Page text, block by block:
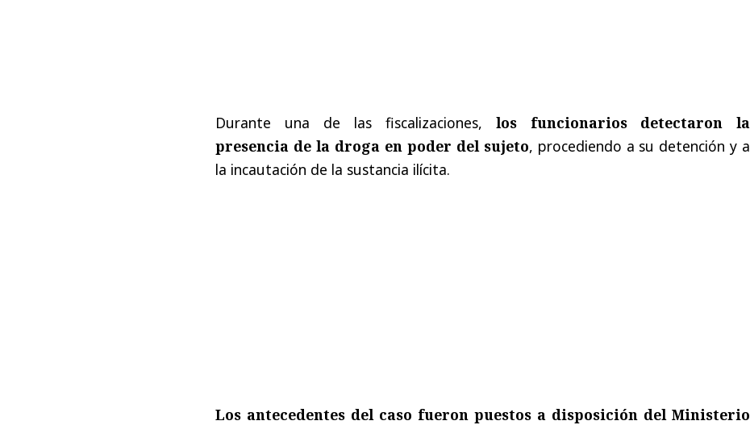
Durante una de las fiscalizaciones, los funcionarios detectaron la
presencia de la droga en poder del sujeto, procediendo a su detención y a
la incautación de la sustancia ilícita.
Los antecedentes del caso fueron puestos a disposición del Ministerio